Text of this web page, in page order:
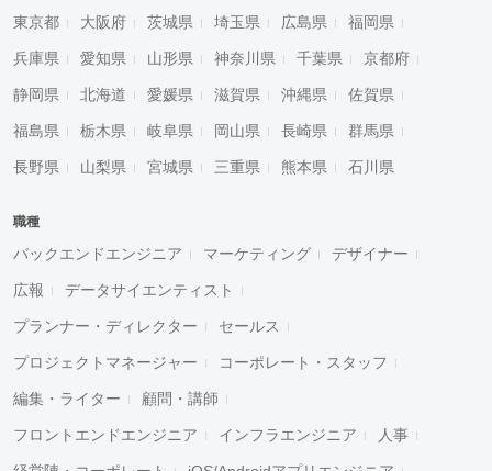
東京都 大阪府 茨城県 埼玉県 広島県 福岡県
兵庫県 愛知県 山形県 神奈川県 千葉県 京都府
静岡県 北海道 愛媛県 滋賀県 沖縄県 佐賀県
福島県 栃木県 岐阜県 岡山県 長崎県 群馬県
長野県 山梨県 宮城県 三重県 熊本県 石川県
職種
バックエンドエンジニア マーケティング デザイナー
広報 データサイエンティスト
プランナー・ディレクター セールス
プロジェクトマネージャー コーポレート・スタッフ
編集・ライター 顧問・講師
フロントエンドエンジニア インフラエンジニア 人事